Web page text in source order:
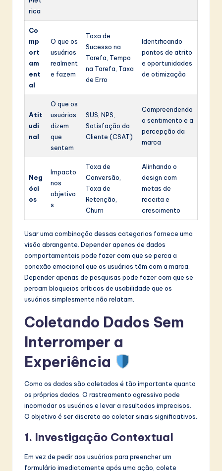
rica
Co
mp
ort
am
ent
al
O que os
usuários
realment
e fazem
Taxa de
Sucesso na
Tarefa, Tempo
na Tarefa, Taxa
de Erro
Identificando
pontos de atrito
e oportunidades
de otimização
Atit
udi
nal
O que os
usuários
dizem
que
sentem
SUS, NPS,
Satisfação do
Cliente (CSAT)
Compreendendo
o sentimento e a
percepção da
marca
Neg
óci
os
Impacto
nos
objetivo
s
Taxa de
Conversão,
Taxa de
Retenção,
Churn
Alinhando o
design com
metas de
receita e
crescimento
Usar uma combinação dessas categorias fornece uma
visão abrangente. Depender apenas de dados
comportamentais pode fazer com que se perca a
conexão emocional que os usuários têm com a marca.
Depender apenas de pesquisas pode fazer com que se
percam bloqueios críticos de usabilidade que os
usuários simplesmente não relatam.
Coletando Dados Sem
Interromper a
Experiência
Como os dados são coletados é tão importante quanto
os próprios dados. O rastreamento agressivo pode
incomodar os usuários e levar a resultados imprecisos.
O objetivo é ser discreto ao coletar sinais significativos.
1. Investigação Contextual
Em vez de pedir aos usuários para preencher um
formulário imediatamente após uma ação, colete